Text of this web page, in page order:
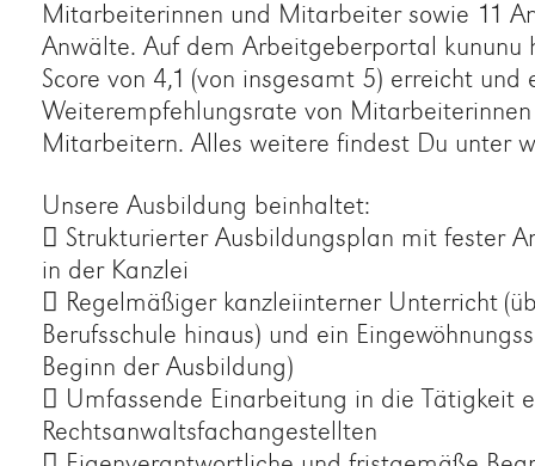
Mitarbeiterinnen und Mitarbeiter sowie 11
Anwälte. Auf dem Arbeitgeberportal kununu
Score von 4,1 (von insgesamt 5) erreicht und
Weiterempfehlungsrate von
Mitarbeitern. Alles weitere findest Du unter
Unsere Ausbildung beinhaltet:
 Strukturierter Ausbildungsplan mit fester
in der Kanzlei
 Regelmäßiger kanzleiinterner Unterricht
Berufsschule hinaus) und ein
Beginn der Ausbildung)
 Umfassende Einarbeitung in die Tätigkeit
Rechtsanwaltsfachangestellten